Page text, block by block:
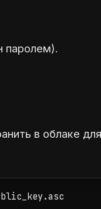
паролем).
в облаке